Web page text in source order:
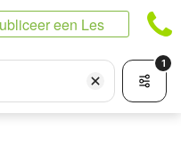
een Les
1